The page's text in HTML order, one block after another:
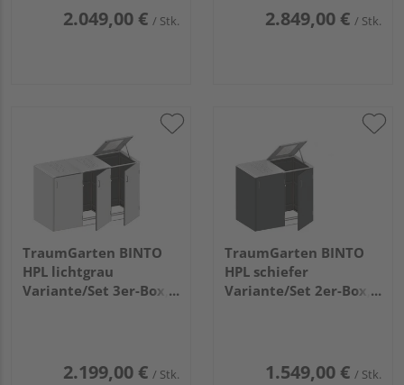
2.049,00 € / Stk. 2.849,00 € / Stk.
TraumGarten BINTO
HPL lichtgrau
Variante/Set 3er-Box,
2.199,00 € / Stk.
TraumGarten BINTO
HPL schiefer
Variante/Set 2er-Box,
1.549,00 € / Stk.